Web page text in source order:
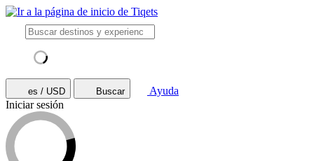
es / USD Buscar
Ayuda
Iniciar sesión